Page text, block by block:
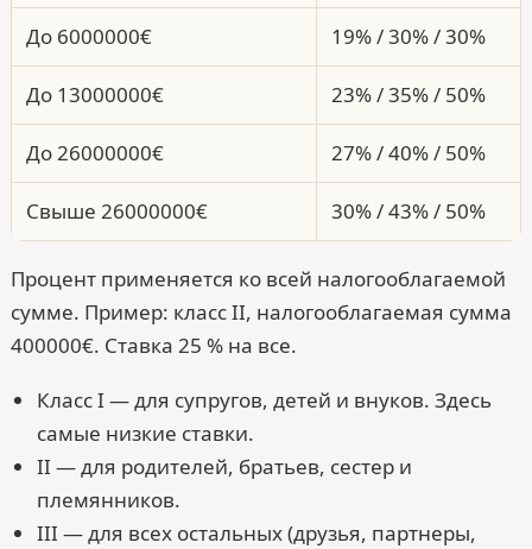
До 6000000€ 19% / 30% / 30%
До 13000000€ 23% / 35% / 50%
До 26000000€ 27% / 40% / 50%
Свыше 26000000€ 30% / 43% / 50%
Процент применяется ко всей налогооблагаемой
сумме. Пример: класс II, налогооблагаемая сумма
400000€. Ставка 25 % на все.
Класс I — для супругов, детей и внуков. Здесь
самые низкие ставки.
II — для родителей, братьев, сестер и
племянников.
III — для всех остальных (друзья, партнеры,